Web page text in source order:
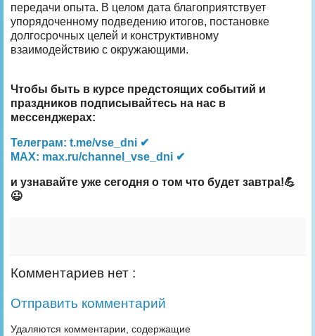
передачи опыта. В целом дата благоприятствует
упорядоченному подведению итогов, постановке
долгосрочных целей и конструктивному
взаимодействию с окружающими.
Чтобы быть в курсе предстоящих событий и
праздников подписывайтесь на нас в
мессенджерах:
Телеграм: t.me/vse_dni ✔
MAX: max.ru/channel_vse_dni ✔
и узнавайте уже сегодня о том что будет завтра!💪
😉
Комментариев нет :
Отправить комментарий
Удаляются комментарии, содержащие